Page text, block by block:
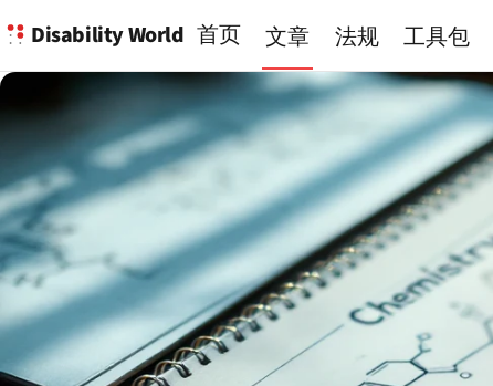
Disability World 首页 文章 法规 工具包